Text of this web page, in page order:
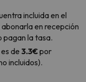
incluida en el
en recepción
pagan la tasa.
de 3.3€por
incluidos).